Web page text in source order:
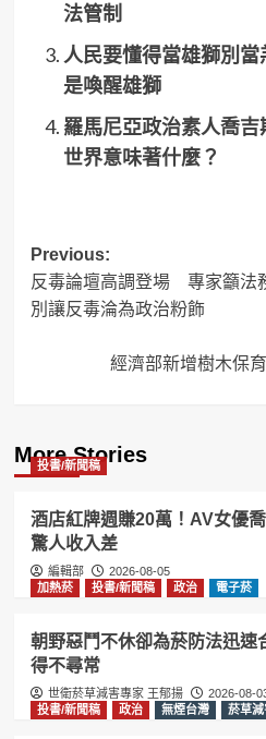
法管制
人民要懂得當雄獅別
是喚醒雄獅
羅馬尼亞政治素人喬
世界意味著什麼？
Post
navigation
Previous:
反毒論壇高調登場 專家籲法
別讓反毒淪為政治粉飾
經濟部新增樹木保
More Stories
投書/新聞稿
酒店紅牌週賺20萬！AV女優
驚人收入差
編輯部
2026-08-05
加熱菸
投書/新聞稿 政治 電子菸
朝野惡鬥不休卻為菸防法迅
得不尋常
世衛菸草減害專家 王郁揚
2026-08-
投書/新聞稿
政治 無煙台灣 菸草減